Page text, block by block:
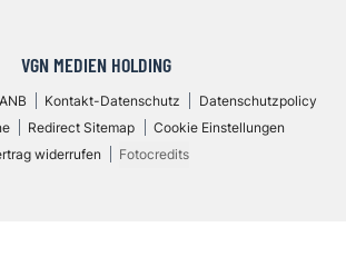
VGN MEDIEN HOLDING
Kontakt-Datenschutz
Datenschutzpolicy
Redirect Sitemap
Cookie Einstellungen
widerrufen
Fotocredits